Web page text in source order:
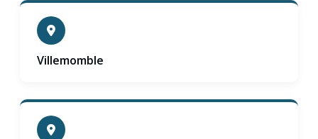
Villemomble